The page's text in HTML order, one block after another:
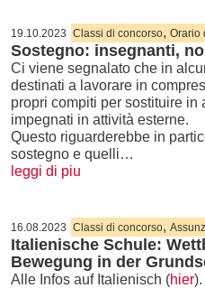
19.10.2023 Classi di concorso, Orario
Sostegno: insegnanti,
Ci viene segnalato che in
destinati a lavorare in
propri compiti per sostituire
impegnati in attività esterne.
Questo riguarderebbe in
sostegno e quelli…
leggi di piu
16.08.2023 Classi di concorso,
Italienische Schule:
Bewegung in der
Alle Infos auf Italienisch (hier).